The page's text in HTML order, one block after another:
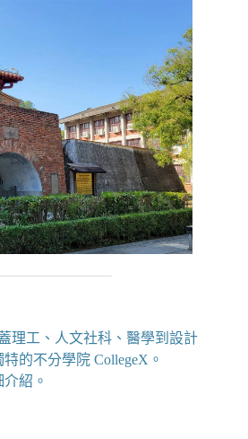
理工、人文社科、醫學到設計
的不分學院 CollegeX。
紹。